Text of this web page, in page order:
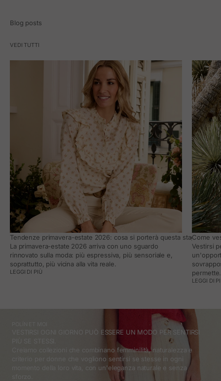
Blog posts
VEDI TUTTI
Tendenze primavera-estate 2026: cosa si porterà questa stagione e
La primavera-estate 2026 arriva con uno sguardo
rinnovato sulla moda: più espressiva, più sensoriale e,
soprattutto, più vicina alla vita reale.
LEGGI DI PIÙ
Come
Vestirsi
permette.
LEGGI DI
VESTIRSI OGNI GIORNO PUÒ ESSERE UN MODO PER SENTIRSI
Creiamo collezioni che combinano femminilità, naturalezza e
criterio per donne che vogliono sentirsi se stesse in ogni
momento della loro vita, con un'eleganza naturale e senza